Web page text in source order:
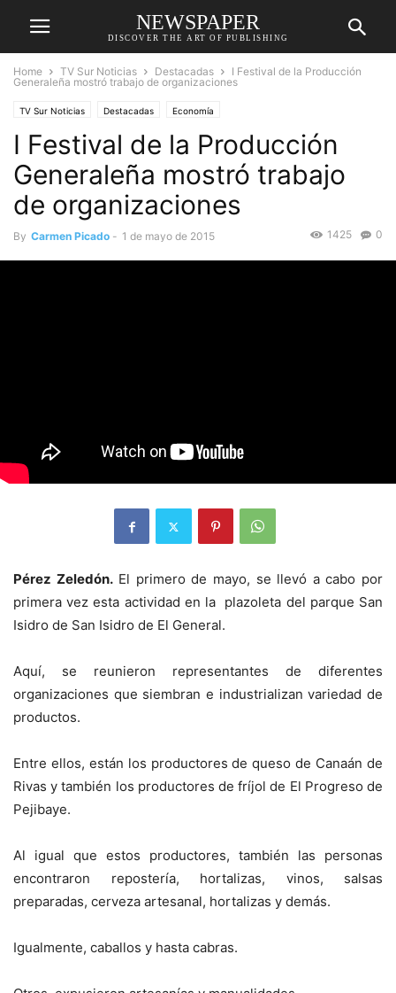
NEWSPAPER
DISCOVER THE ART OF PUBLISHING
Home TV Sur Noticias Destacadas
I Festival de la Producción
Generaleña mostró trabajo de organizaciones
TV Sur Noticias Destacadas Economía
I Festival de la Producción
Generaleña mostró trabajo
de organizaciones
By Carmen Picado - 1 de mayo de 2015 0
1425
Pérez Zeledón.El primero de mayo, se llevó a cabo por
primera vez esta actividad en la plazoleta del parque San
Isidro de San Isidro de El General.
Aquí, se reunieron representantes de diferentes
organizaciones que siembran e industrializan variedad de
productos.
Entre ellos, están los productores de queso de Canaán de
Rivas y también los productores de fríjol de El Progreso de
Pejibaye.
Al igual que estos productores, también las personas
encontraron repostería, hortalizas, vinos, salsas
preparadas, cerveza artesanal, hortalizas y demás.
Igualmente, caballos y hasta cabras.